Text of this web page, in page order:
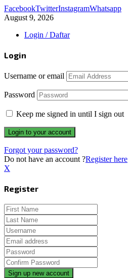
FacebookTwitterInstagramWhatsapp
August 9, 2026
Login / Daftar
Login
Username or email
Password
Keep me signed in until I sign out
Forgot your password?
Do not have an account ?Register here
X
Register